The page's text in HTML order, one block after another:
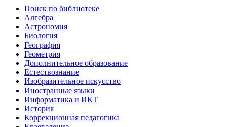
Поиск по библиотеке
Алгебра
Астрономия
Биология
География
Геометрия
Дополнительное образование
Естествознание
Изобразительное искусство
Иностранные языки
Информатика и ИКТ
История
Коррекционная педагогика